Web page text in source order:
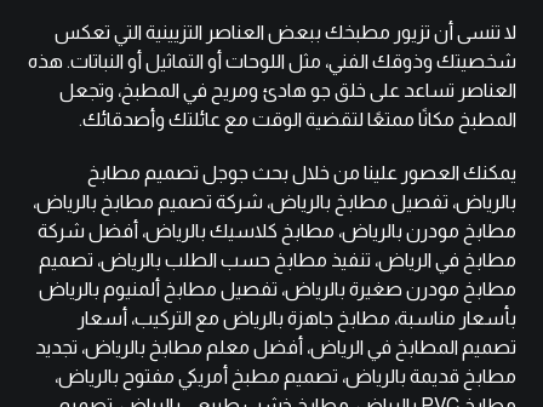
لا تنسى أن تزيور مطبخك ببعض العناصر التزيينية التي تعكس
شخصيتك وذوقك الفني، مثل اللوحات أو التماثيل أو النباتات. هذه
العناصر تساعد على خلق جو هادئ ومريح في المطبخ، وتجعل
المطبخ مكانًا ممتعًا لتقضية الوقت مع عائلتك وأصدقائك.
يمكنك العصور علينا من خلال بحث جوجل تصميم مطابخ
بالرياض، تفصيل مطابخ بالرياض، شركة تصميم مطابخ بالرياض،
مطابخ مودرن بالرياض، مطابخ كلاسيك بالرياض، أفضل شركة
مطابخ في الرياض، تنفيذ مطابخ حسب الطلب بالرياض، تصميم
مطابخ مودرن صغيرة بالرياض، تفصيل مطابخ ألمنيوم بالرياض
بأسعار مناسبة، مطابخ جاهزة بالرياض مع التركيب، أسعار
تصميم المطابخ في الرياض، أفضل معلم مطابخ بالرياض، تجديد
مطابخ قديمة بالرياض، تصميم مطبخ أمريكي مفتوح بالرياض،